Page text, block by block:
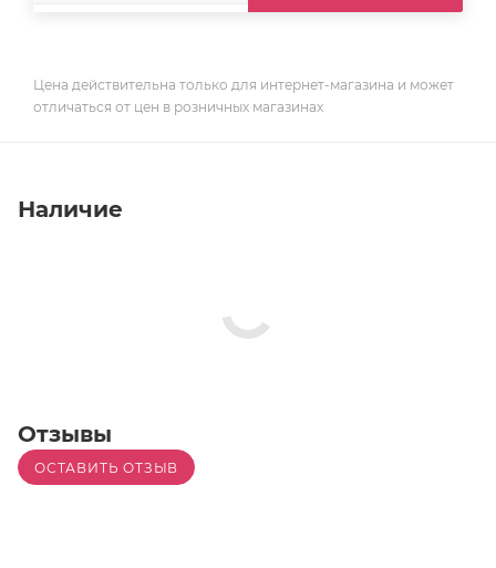
Цена действительна только для интернет-магазина и может
отличаться от цен в розничных магазинах
Наличие
Отзывы
ОСТАВИТЬ ОТЗЫВ